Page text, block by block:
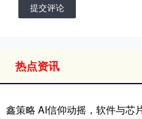
提交评论
热点资讯
鑫策略 AI信仰动摇，软件与芯